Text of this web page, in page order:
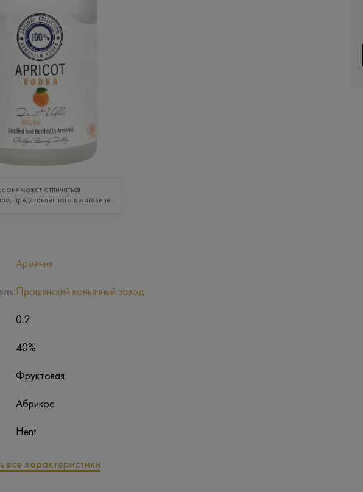
может отличаться
представленного в магазине.
Армения
Прошянский коньячный завод
0.2
40%
Фруктовая
Абрикос
Hent
все характеристики